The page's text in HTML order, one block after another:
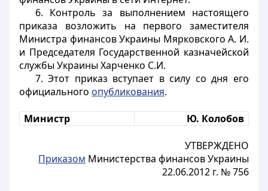
6. Контроль за выполнением настоящего
приказа возложить на первого заместителя
Министра финансов Украины Мярковского А. И.
и Председателя Государственной казначейской
службы Украины Харченко С.И.
7. Этот приказ вступает в силу со дня его
официального опубликования.
Министр Ю. Колобов
УТВЕРЖДЕНО
Приказом Министерства финансов Украины
22.06.2012 г. № 756